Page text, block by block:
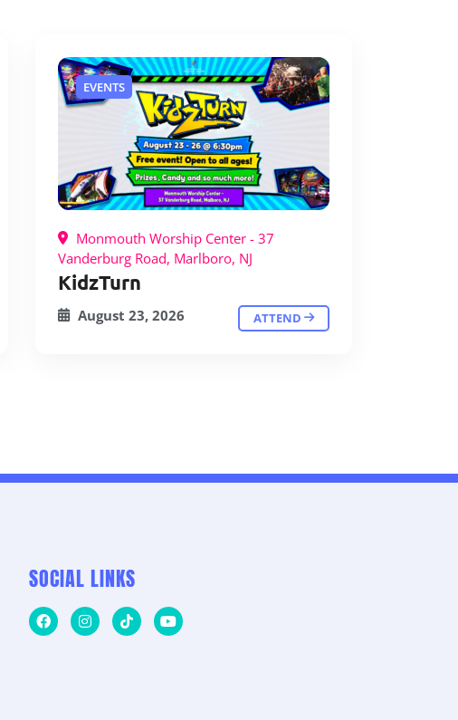
EVENTS
Monmouth Worship Center - 37
Vanderburg Road, Marlboro, NJ
KidzTurn
August 23, 2026 ATTEND
SOCIAL LINKS